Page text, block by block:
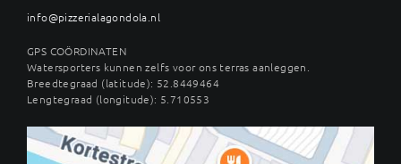
info@pizzerialagondola.nl
GPS COÖRDINATEN
Watersporters kunnen zelfs voor ons terras aanleggen.
Breedtegraad (latitude): 52.8449464
Lengtegraad (longitude): 5.710553